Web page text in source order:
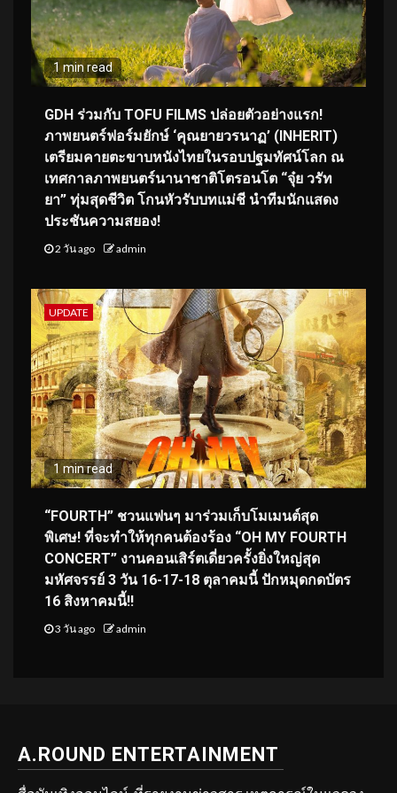
1 min read
GDH ร่วมกับ TOFU FILMS ปล่อยตัวอย่างแรก!
ภาพยนตร์ฟอร์มยักษ์ ‘คุณยายวรนาฏ’ (INHERIT)
เตรียมคายตะขาบหนังไทยในรอบปฐมทัศน์โลก ณ
เทศกาลภาพยนตร์นานาชาติโตรอนโต “จุ๋ย วรัท
ยา” ทุ่มสุดชีวิต โกนหัวรับบทแม่ชี นำทีมนักแสดง
ประชันความสยอง!
2 วัน ago admin
UPDATE
1 min read
“FOURTH” ชวนแฟนๆ มาร่วมเก็บโมเมนต์สุด
พิเศษ! ที่จะทำให้ทุกคนต้องร้อง “OH MY FOURTH
CONCERT” งานคอนเสิร์ตเดี่ยวครั้งยิ่งใหญ่สุด
มหัศจรรย์ 3 วัน 16-17-18 ตุลาคมนี้ ปักหมุดกดบัตร
16 สิงหาคมนี้!!
3 วัน ago admin
A.ROUND ENTERTAINMENT